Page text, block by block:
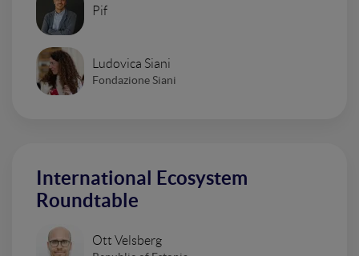
Pif
Ludovica Siani
Fondazione Siani
International Ecosystem
Roundtable
Ott Velsberg